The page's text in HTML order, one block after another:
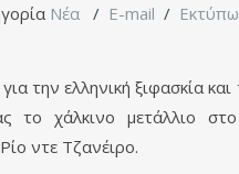
Νέα E-mail
την ελληνική ξιφασκία
το χάλκινο μετάλλιο
ντε Τζανέιρο.